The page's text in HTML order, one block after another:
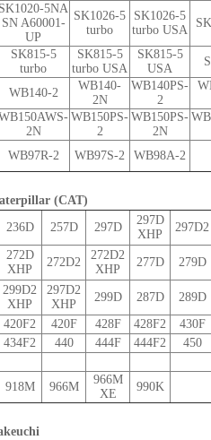
SK1020-5NA
SN A60001-
UP
SK1026-5
turbo
SK1026-5
turbo USA
SK815-5
turbo
SK815-5
turbo USA
SK815-5
USA
WB140-2
WB140-
2N
WB140PS-
2
2N
WB150PS-
2
WB150PS-
2N
WB97R-2 WB97S-2 WB98A-2
(CAT)
236D 257D 297D
297D
XHP
297D2
272D
XHP
272D2
272D2
XHP
277D 279D
299D2
XHP
297D2
XHP
299D 287D 289D
420F2 420F 428F 428F2
430F
434F2 440 444F 444F2
450
918M 966M
966M
XE
990K